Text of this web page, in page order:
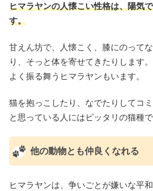
ヒマラヤンの人懐こい性格は、陽気
す。
甘えん坊で、人懐こく、膝にのって
り、そっと体を寄せてきたりします
よく振る舞うヒマラヤンもいます。
猫を抱っこしたり、なでたりしてコ
と思っている人にはピッタリの猫種で
他の動物とも仲良くなれる
ヒマラヤンは、争いごとが嫌いな平